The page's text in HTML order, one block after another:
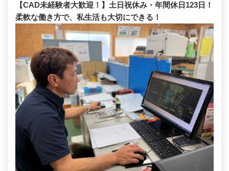
【CAD未経験者大歓迎！】土日祝休み・年間休日123日！
柔軟な働き方で、私生活も大切にできる！